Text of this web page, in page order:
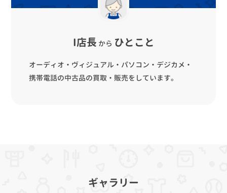
I店長 から ひとこと
オーディオ・ヴィジュアル・パソコン・デジカメ・
携帯電話の中古品の買取・販売をしています。
ギャラリー